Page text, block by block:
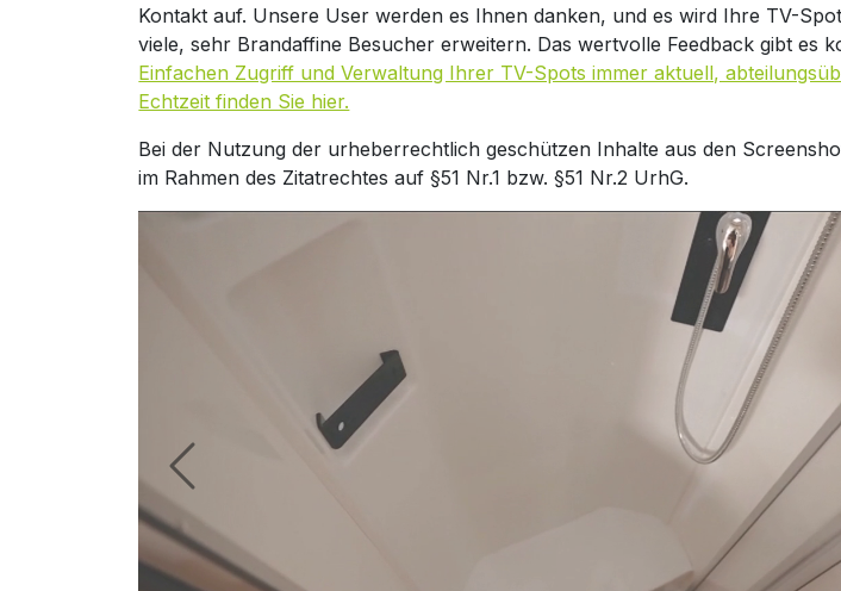
Kontakt auf. Unsere User werden es Ihnen danken, und es wird Ihre TV-
viele, sehr Brandaffine Besucher erweitern. Das wertvolle Feedback gibt es
Einfachen Zugriff und Verwaltung Ihrer TV-Spots immer aktuell,
Echtzeit finden Sie hier.
Bei der Nutzung der urheberrechtlich geschützen Inhalte aus den
im Rahmen des Zitatrechtes auf §51 Nr.1 bzw. §51 Nr.2 UrhG.